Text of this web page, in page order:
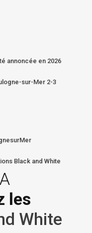
annoncée en 2026
sur-Mer 2-3
Black and White
les
White